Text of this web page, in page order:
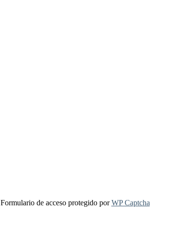
Formulario de acceso protegido porWP Captcha